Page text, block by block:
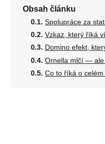
Obsah článku
Spolupráce za
Vzkaz, který říká
Domino efekt,
Ornella mlčí — ale
Co to říká o